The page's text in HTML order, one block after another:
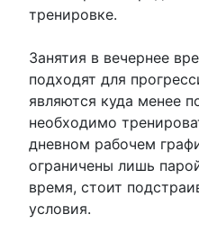
тренировке.
Занятия в вечернее
подходят для
являются куда менее
необходимо
дневном рабочем
ограничены лишь
время, стоит
условия.